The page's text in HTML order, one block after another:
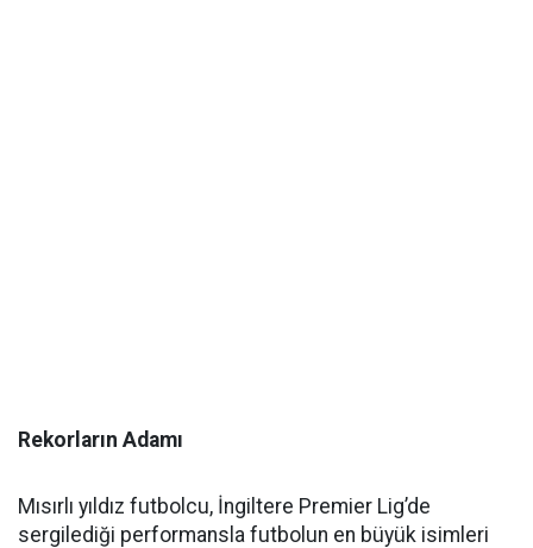
Rekorların Adamı
Mısırlı yıldız futbolcu, İngiltere Premier Lig’de
sergilediği performansla futbolun en büyük isimleri